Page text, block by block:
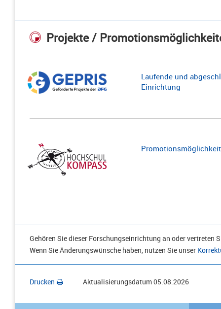
Projekte /
Laufende und
Einrichtung
Gehören Sie dieser Forschungseinrichtung an oder vertreten
Wenn Sie Änderungswünsche haben, nutzen Sie unser
Drucken Aktualisierungsdatum05.08.2026